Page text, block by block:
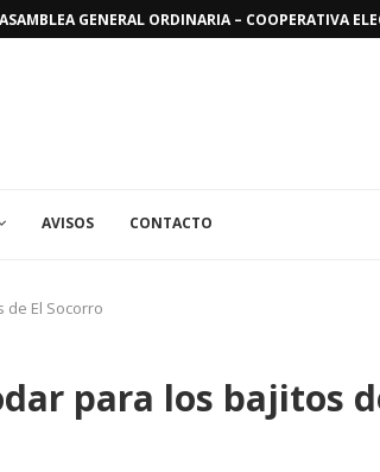
GENERAL ORDINARIA – COOPERATIVA
AVISOS CONTACTO
El Socorro
para los bajitos